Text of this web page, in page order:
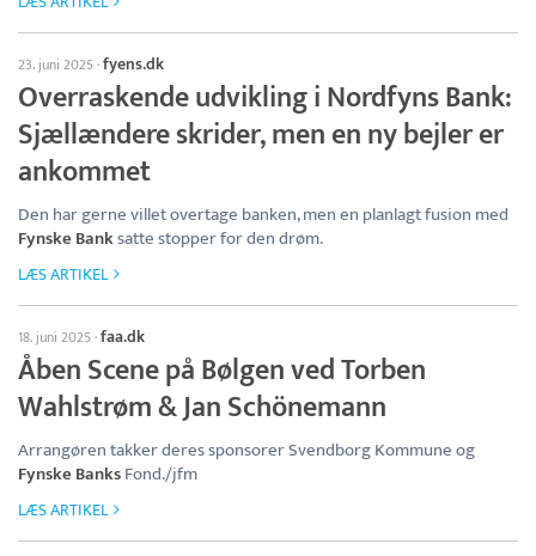
23. juni 2025·fyens.dk
Overraskende udvikling i Nordfyns Bank:
Sjællændere skrider, men en ny bejler er
ankommet
Den har gerne villet overtage banken, men en planlagt fusion med
Fynske Banksatte stopper for den drøm.
LÆS ARTIKEL
18. juni 2025·faa.dk
Åben Scene på Bølgen ved Torben
Wahlstrøm & Jan Schönemann
Arrangøren takker deres sponsorer Svendborg Kommune og
Fynske BanksFond./jfm
LÆS ARTIKEL